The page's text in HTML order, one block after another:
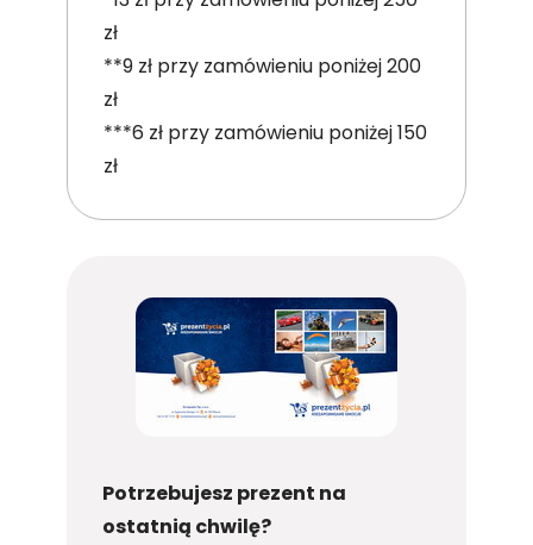
zł
**9 zł przy zamówieniu poniżej 200
zł
***6 zł przy zamówieniu poniżej 150
zł
Potrzebujesz prezent na
ostatnią chwilę?